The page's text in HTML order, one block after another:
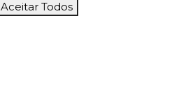
Aceitar Todos